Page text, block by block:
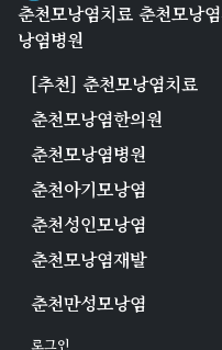
춘천모낭염치료 춘천모낭
낭염병원
[추천] 춘천모낭염치료
춘천모낭염한의원
춘천모낭염병원
춘천아기모낭염
춘천성인모낭염
춘천모낭염재발
춘천만성모낭염
로그인